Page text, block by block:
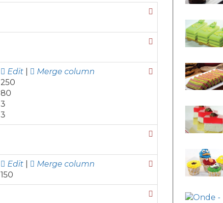
Edit
Merge column
250
80
3
3
Edit
Merge column
150